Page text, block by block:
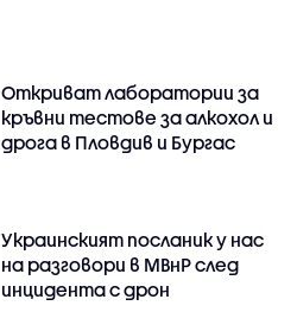
Откриват лаборатории за
кръвни тестове за алкохол и
дрога в Пловдив и Бургас
Украинският посланик у нас
на разговори в МВнР след
инцидента с дрон